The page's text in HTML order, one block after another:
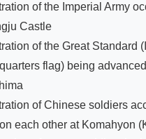
of the Imperial Army
Castle
of the Great Standard
flag) being
of Chinese soldiers
each other at Komahyon